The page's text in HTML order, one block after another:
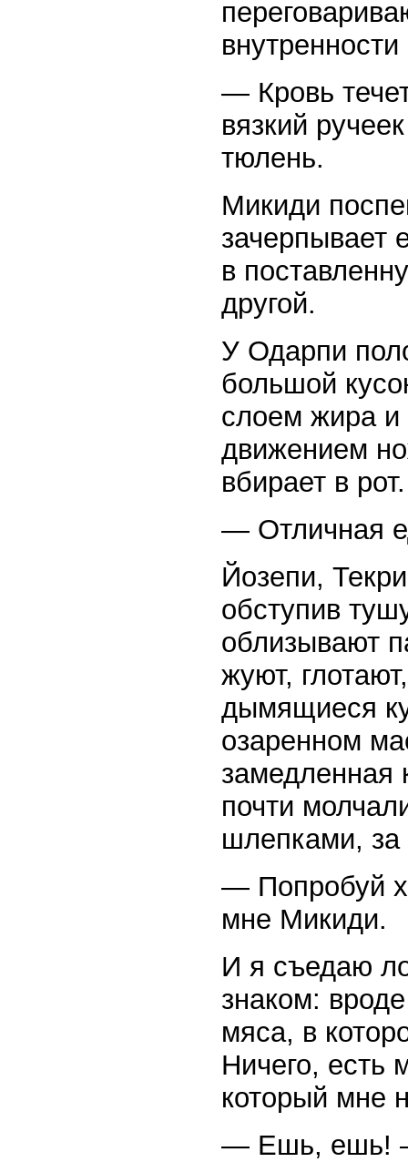
— Кровь
вязкий
тюлень.
Микиди
зачерпывает
в
другой.
У Одарпи
большой
слоем жира
движением
вбирает в рот.
— Отличная
Йозепи,
обступив
облизывают
жуют,
дымящиеся
озаренном
замедленная
почти
шлепками, за
— Попробуй
мне Микиди.
И я съедаю
знаком:
мяса, в
Ничего, есть
который мне
— Ешь, ешь! —